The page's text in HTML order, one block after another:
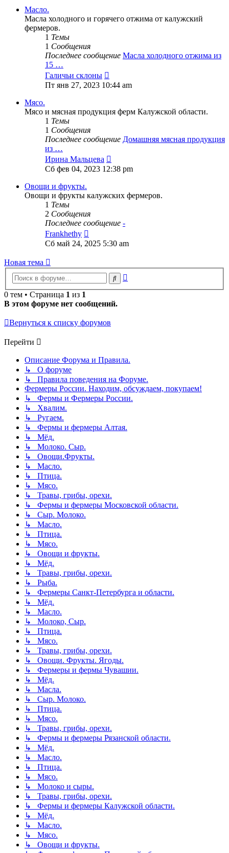
Масло.
Масла холодного и горячего отжима от калужский
фермеров.
1 Темы
1 Сообщения
Последнее сообщение Масла холодного отжима из
15 …
Галичьи склоны
к
Пт янв 27, 2023 10:44 am
Мясо.
Мясо и мясная продукция ферм Калужской области.
1 Темы
1 Сообщения
Последнее сообщение Домашняя мясная продукция
из …
Ирина Мальцева
к
последнему
Сб фев 04, 2023 12:38 pm
Овощи и фрукты.
Овощи и фрукты калужских фермеров.
1 Темы
2 Сообщения
Последнее сообщение -
Frankhethy
к
Сб май 24, 2025 5:30 am
Новая тема
Поиск
0 тем • Страница 1 из 1
В этом форуме нет сообщений.
Вернуться к списку форумов
Перейти
Описание Форума и Правила.
↳ О форуме
↳ Правила поведения на Форуме.
Фермеры России. Находим, обсуждаем, покупаем!
↳ Фермы и Фермеры России.
↳ Хвалим.
↳ Ругаем.
↳ Фермы и фермеры Алтая.
↳ Мёд.
↳ Молоко. Сыр.
↳ Овощи.Фрукты.
↳ Масло.
↳ Птица.
↳ Мясо.
↳ Травы, грибы, орехи.
↳ Фермы и фермеры Московской области.
↳ Сыр. Молоко.
↳ Масло.
↳ Птица.
↳ Мясо.
↳ Овощи и фрукты.
↳ Мёд.
↳ Травы, грибы, орехи.
↳ Рыба.
↳ Фермеры Санкт-Петербурга и области.
↳ Мёд.
↳ Масло.
↳ Молоко, Сыр.
↳ Птица.
↳ Мясо.
↳ Травы, грибы, орехи.
↳ Овощи. Фрукты. Ягоды.
↳ Фермеры и фермы Чувашии.
↳ Мёд.
↳ Масла.
↳ Сыр. Молоко.
↳ Птица.
↳ Мясо.
↳ Травы, грибы, орехи.
↳ Фермы и фермеры Рязанской области.
↳ Мёд.
↳ Масло.
↳ Птица.
↳ Мясо.
↳ Молоко и сыры.
↳ Травы, грибы, орехи.
↳ Фермы и фермеры Калужской области.
↳ Мёд.
↳ Масло.
↳ Мясо.
↳ Овощи и фрукты.